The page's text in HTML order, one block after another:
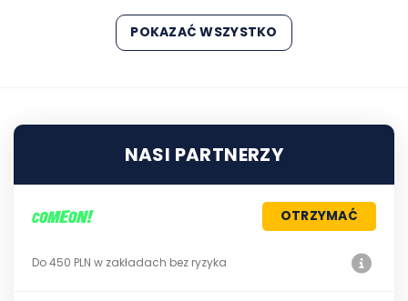
POKAZAĆ WSZYSTKO
NASI PARTNERZY
OTRZYMAĆ
Do 450 PLN w zakładach bez ryzyka